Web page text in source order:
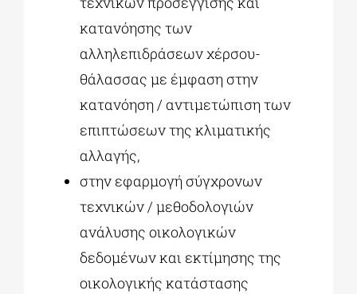
κατανόησης των
αλληλεπιδράσεων χέρσου-
θάλασσας με έμφαση στην
κατανόηση / αντιμετώπιση των
επιπτώσεων της κλιματικής
αλλαγής,
στην εφαρμογή σύγχρονων
τεχνικών / μεθοδολογιών
ανάλυσης οικολογικών
δεδομένων και εκτίμησης της
οικολογικής κατάστασης